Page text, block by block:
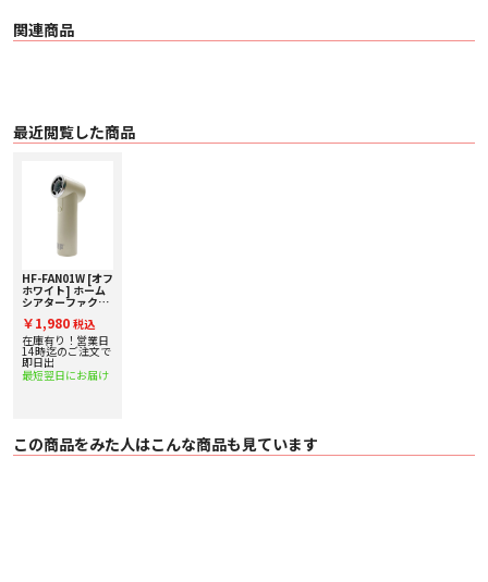
強力なターボ風まで自在に調整できます。
※切り替えの際は中央の液晶画面に風量が表示されます（平常時はバッテリー
【Type-C急速充電対応】
最新のType-Cポートを採用し、わずか約3時間でフル充電が可能。忙しい毎日
■ 仕様
〇 本体カラー オフホワイト
〇 電源 バッテリー式（容量2000mAh）※最長7.5時間連続使用可能
〇 付属品 ストラップ（10cm）／充電用USBケーブル／取扱説明書
関連商品
最近閲覧した商品
HF-FAN01W [オフ
ホワイト] ホーム
シアターファクト
ィファン
￥1,980 税込
在庫有り！営業日
14時迄のご注文で
即日出
最短翌日にお届け
この商品をみた人はこんな商品も見ています